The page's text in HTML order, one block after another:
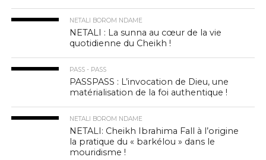
NETALI BOROM NDAME
NETALI : La sunna au cœur de la vie
quotidienne du Cheikh !
PASS - PASS
PASSPASS : L’invocation de Dieu, une
matérialisation de la foi authentique !
NETALI BOROM NDAME
NETALI: Cheikh Ibrahima Fall à l’origine
la pratique du « barkélou » dans le
mouridisme !